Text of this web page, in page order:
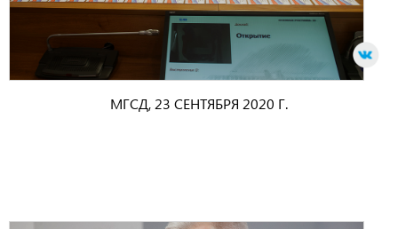
МГСД, 23 СЕНТЯБРЯ 2020 Г.